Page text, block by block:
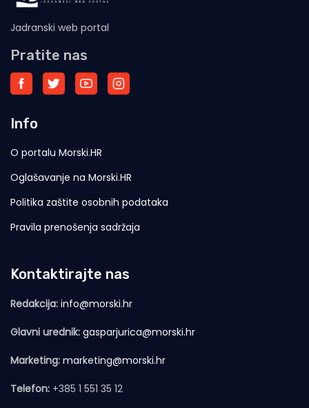
Jadranski web portal
Pratite nas
Info
O portalu Morski.HR
Oglašavanje na Morski.HR
Politika zaštite osobnih podataka
Pravila prenošenja sadržaja
Kontaktirajte nas
Redakcija: info@morski.hr
Glavni urednik: gasparjurica@morski.hr
Marketing: marketing@morski.hr
Telefon: +385 1 551 35 12